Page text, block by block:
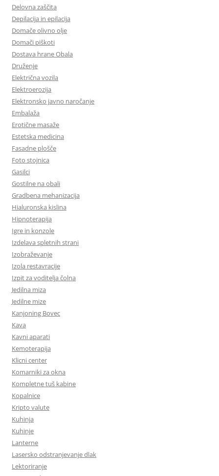
Delovna zaščita
Depilacija in epilacija
Domače olivno olje
Domači piškoti
Dostava hrane Obala
Druženje
Električna vozila
Elektroerozija
Elektronsko javno naročanje
Embalaža
Erotične masaže
Estetska medicina
Fasadne plošče
Foto stojnica
Gasilci
Gostilne na obali
Gradbena mehanizacija
Hialuronska kislina
Hipnoterapija
Igre in konzole
Izdelava spletnih strani
Izobraževanje
Izola restavracije
Izpit za voditelja čolna
Jedilna miza
Jedilne mize
Kanjoning Bovec
Kava
Kavni aparati
Kemoterapija
Klicni center
Komarniki za okna
Kompletne tuš kabine
Kopalnice
Kripto valute
Kuhinja
Kuhinje
Lanterne
Lasersko odstranjevanje dlak
Lektoriranje